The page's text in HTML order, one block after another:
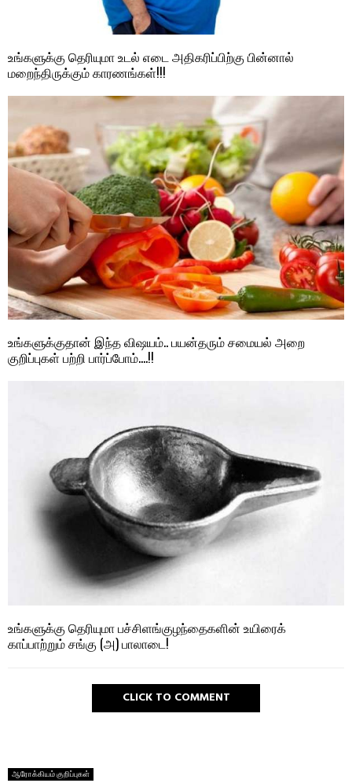
உங்களுக்கு தெரியுமா உடல் எடை அதிகரிப்பிற்கு பின்னால்
மறைந்திருக்கும் காரணங்கள்!!!
உங்களுக்குதான் இந்த விஷயம்.. பயன்தரும் சமையல் அறை
குறிப்புகள் பற்றி பார்ப்போம்….!!
உங்களுக்கு தெரியுமா பச்சிளங்குழந்தைகளின் உயிரைக்
காப்பாற்றும் சங்கு (அ) பாலாடை!
CLICK TO COMMENT
ஆரோக்கியம் குறிப்புகள்